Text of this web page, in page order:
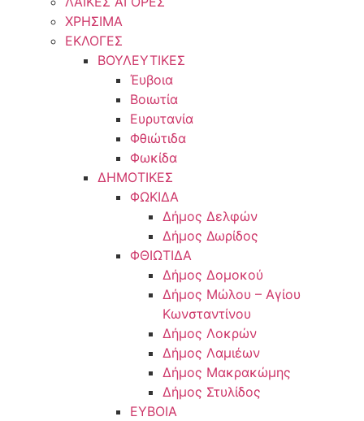
ΧΡΗΣΙΜΑ
ΕΚΛΟΓΕΣ
ΒΟΥΛΕΥΤΙΚΕΣ
Έυβοια
Βοιωτία
Ευρυτανία
Φθιώτιδα
Φωκίδα
ΔΗΜΟΤΙΚΕΣ
ΦΩΚΙΔΑ
Δήμος Δελφών
Δήμος Δωρίδος
ΦΘΙΩΤΙΔΑ
Δήμος Δομοκού
Δήμος Μώλου – Αγίου
Κωνσταντίνου
Δήμος Λοκρών
Δήμος Λαμιέων
Δήμος Μακρακώμης
Δήμος Στυλίδος
ΕΥΒΟΙΑ